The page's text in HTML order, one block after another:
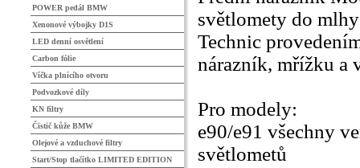
světlomety do
Technic
nárazník, mřížku a
Pro modely:
e90/e91 všechny
světlometů
POWER pedál BMW
Xenonové výbojky D1S
LED denní osvětlení
Carbon fólie
Víčka plnícího otvoru
Podvozkové díly
KN filtry
Čistič kůže BMW
Olejové a vzduchové filtry
Start/Stop tlačítko LIMITED EDITION